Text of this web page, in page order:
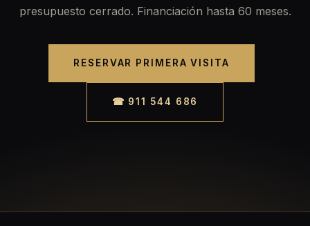
presupuesto cerrado. Financiación hasta 60 meses.
RESERVAR PRIMERA VISITA
☎ 911 544 686